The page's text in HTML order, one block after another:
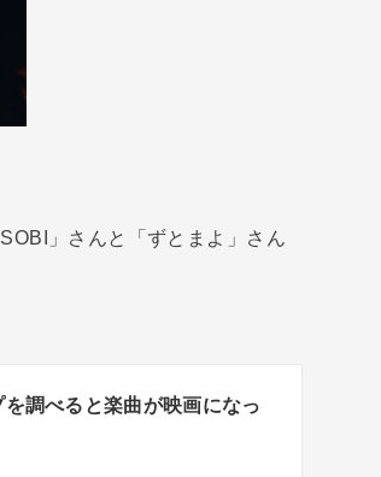
」さんと「ずとまよ」さん
調べると楽曲が映画になっ